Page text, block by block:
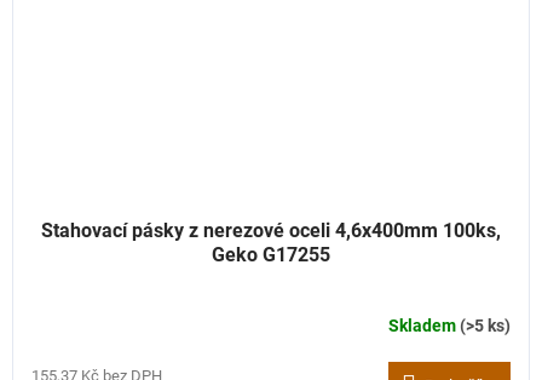
Stahovací pásky z nerezové oceli 4,6x400mm 100ks,
Geko G17255
Skladem(>5 ks)
155,37 Kč bez DPH